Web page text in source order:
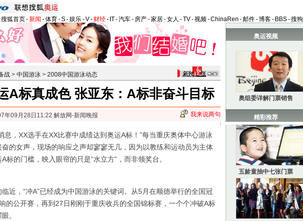
搜狐首页-新闻 -体育-S-娱乐-V- 财经- IT-汽车- 房产-家居-女人 -TV-视频-ChinaRen -邮件-博客- BBS-搜狗
战 > 中国游泳 > 2008中国游泳动态
A标真成色 张亚东：A标非奋斗目标
年09月28日11:22 解放网-新闻晚报 我来说两句
，XX选手在XX比赛中成绩达到奥运A标！”每当重庆奥体中心游泳
的女声，现场的响应之声却寥寥无几，因为以教练和运动员为主体
标的门槛，映入眼帘的只是“水立方”，而非领奖台。
，“冲A”已经成为中国游泳的关键词。从5月在顺德举行的全国冠
的公开赛，再到27日刚刚于重庆收兵的全国锦标赛，一个个冲破A标
。
奥运视频
奥组委详解门票销售
精彩推荐
五龄童抽中七张门票